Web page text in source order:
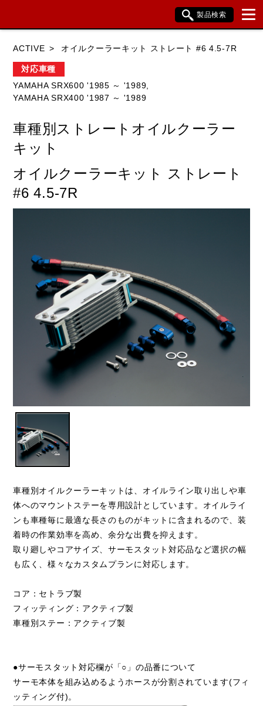
製品検索
KAWASAKI BMW DUCATI
HARLEY DAVIDSON
ACTIVE オイルクーラーキット ストレート #6 4.5-7R
対応車種
YAMAHA SRX600 '1985 ～ '1989,
YAMAHA SRX400 '1987 ～ '1989
車種別ストレートオイルクーラー
キット
オイルクーラーキット ストレート
#6 4.5-7R
車種別オイルクーラーキットは、オイルライン取り出しや車
体へのマウントステーを専用設計としています。オイルライ
ンも車種毎に最適な長さのものがキットに含まれるので、装
着時の作業効率を高め、余分な出費を抑えます。
取り廻しやコアサイズ、サーモスタット対応品など選択の幅
も広く、様々なカスタムプランに対応します。
コア：セトラブ製
フィッティング：アクティブ製
車種別ステー：アクティブ製
●サーモスタット対応欄が「○」の品番について
サーモ本体を組み込めるようホースが分割されています(フィ
ッティング付)。